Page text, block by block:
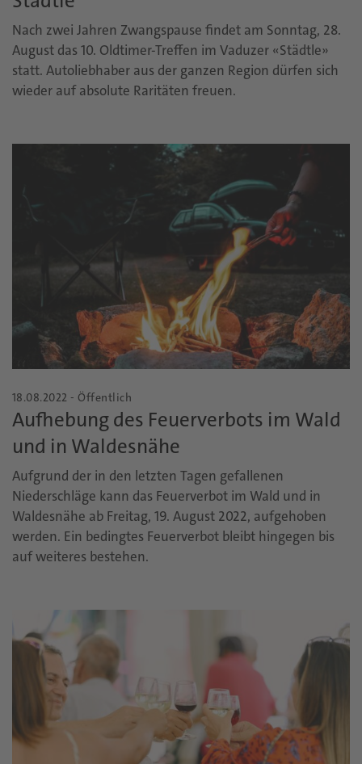
Nach zwei Jahren Zwangspause findet am Sonntag, 28.
August das 10. Oldtimer-Treffen im Vaduzer «Städtle»
statt. Autoliebhaber aus der ganzen Region dürfen sich
wieder auf absolute Raritäten freuen.
18.08.2022 - Öffentlich
Aufhebung des Feuerverbots im Wald
und in Waldesnähe
Aufgrund der in den letzten Tagen gefallenen
Niederschläge kann das Feuerverbot im Wald und in
Waldesnähe ab Freitag, 19. August 2022, aufgehoben
werden. Ein bedingtes Feuerverbot bleibt hingegen bis
auf weiteres bestehen.